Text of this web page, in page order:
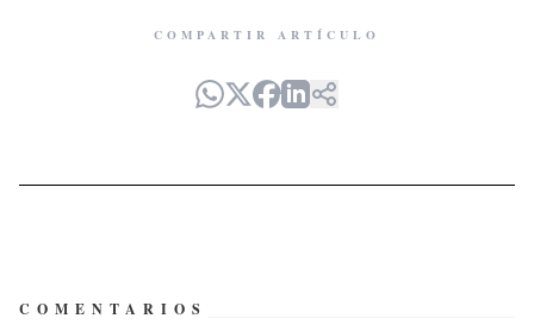
COMPARTIR ARTÍCULO
COMENTARIOS